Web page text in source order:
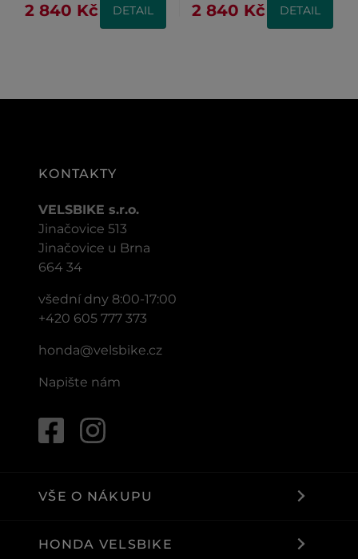
2 840 Kč DETAIL 2 840 Kč DETAIL
KONTAKTY
VELSBIKE s.r.o.
Jinačovice 513
Jinačovice u Brna
664 34
všední dny 8:00-17:00
+420 605 777 373
honda@velsbike.cz
Napište nám
VŠE O NÁKUPU
HONDA VELSBIKE